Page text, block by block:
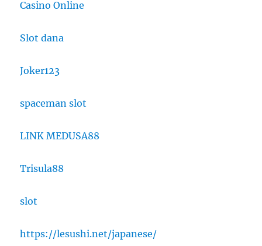
Casino Online
Slot dana
Joker123
spaceman slot
LINK MEDUSA88
Trisula88
slot
https://lesushi.net/japanese/